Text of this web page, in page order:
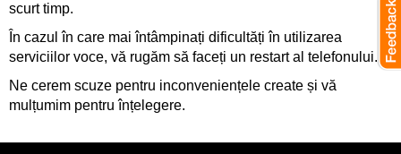
scurt timp.
În cazul în care mai întâmpinați dificultăți în utilizarea
serviciilor voce, vă rugăm să faceți un restart al telefonului.
Ne cerem scuze pentru inconveniențele create și vă
mulțumim pentru înțelegere.